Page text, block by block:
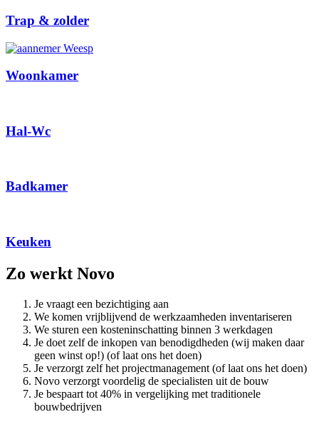
Trap & zolder
Woonkamer
Hal-Wc
Badkamer
Keuken
Zo werkt Novo
Je vraagt een bezichtiging aan
We komen vrijblijvend de werkzaamheden inventariseren
We sturen een kosteninschatting binnen 3 werkdagen
Je doet zelf de inkopen van benodigdheden (wij maken daar
geen winst op!) (of laat ons het doen)
Je verzorgt zelf het projectmanagement (of laat ons het doen)
Novo verzorgt voordelig de specialisten uit de bouw
Je bespaart tot 40% in vergelijking met traditionele
bouwbedrijven